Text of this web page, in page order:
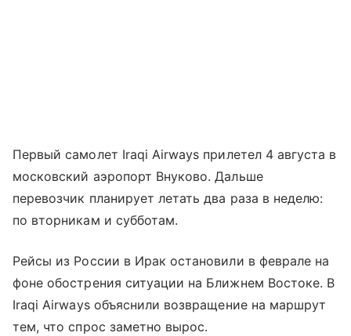
Первый самолет Iraqi Airways прилетел 4 августа в
московский аэропорт Внуково. Дальше
перевозчик планирует летать два раза в неделю:
по вторникам и субботам.
Рейсы из России в Ирак остановили в феврале на
фоне обострения ситуации на Ближнем Востоке. В
Iraqi Airways объяснили возвращение на маршрут
тем, что спрос заметно вырос.